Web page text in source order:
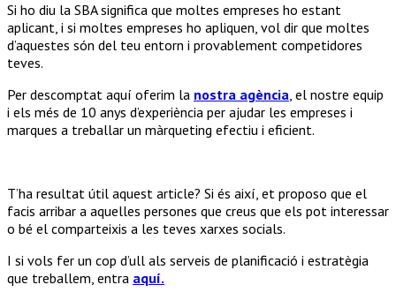
Si ho diu la SBA significa que moltes empreses ho estant
aplicant, i si moltes empreses ho apliquen, vol dir que moltes
d’aquestes són del teu entorn i provablement competidores
teves.
Per descomptat aquí oferim la nostra agència, el nostre equip
i els més de 10 anys d’experiència per ajudar les empreses i
marques a treballar un màrqueting efectiu i eficient.
T’ha resultat útil aquest article? Si és així, et proposo que el
facis arribar a aquelles persones que creus que els pot interessar
o bé el comparteixis a les teves xarxes socials.
I si vols fer un cop d’ull als serveis de planificació i estratègia
que treballem, entra aquí.